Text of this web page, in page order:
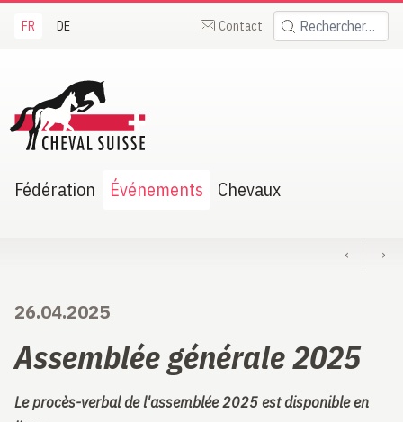
FR DE Contact Rechercher:
Suisse
Fédération Événements Chevaux
‹ ›
26.04.2025
Assemblée générale 2025
Le procès-verbal de l'assemblée 2025 est disponible en